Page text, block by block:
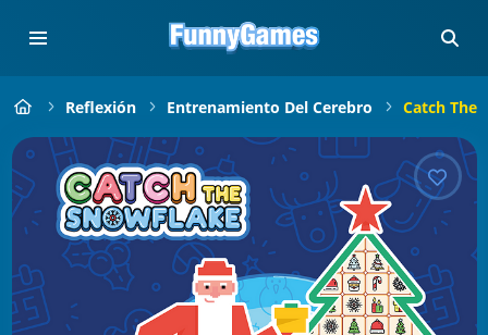
Reflexión Entrenamiento Del Cerebro Catch The